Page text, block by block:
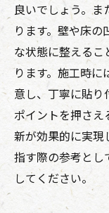
良いでしょう。
ります。壁や床
な状態に整える
ります。施工時に
意し、丁寧に貼り
ポイントを押さ
新が効果的に実現
指す際の参考とし
してください。